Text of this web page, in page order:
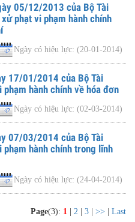
05/12/2013 của Bộ Tài
phạt vi phạm hành chính
Ngày có hiệu lực: (20-01-2014)
17/01/2014 của Bộ Tài
hành chính về hóa đơn
Ngày có hiệu lực: (02-03-2014)
07/03/2014 của Bộ Tài
hành chính trong lĩnh
Ngày có hiệu lực: (24-04-2014)
Page(3): 1 | 2 | 3 | >> | Last